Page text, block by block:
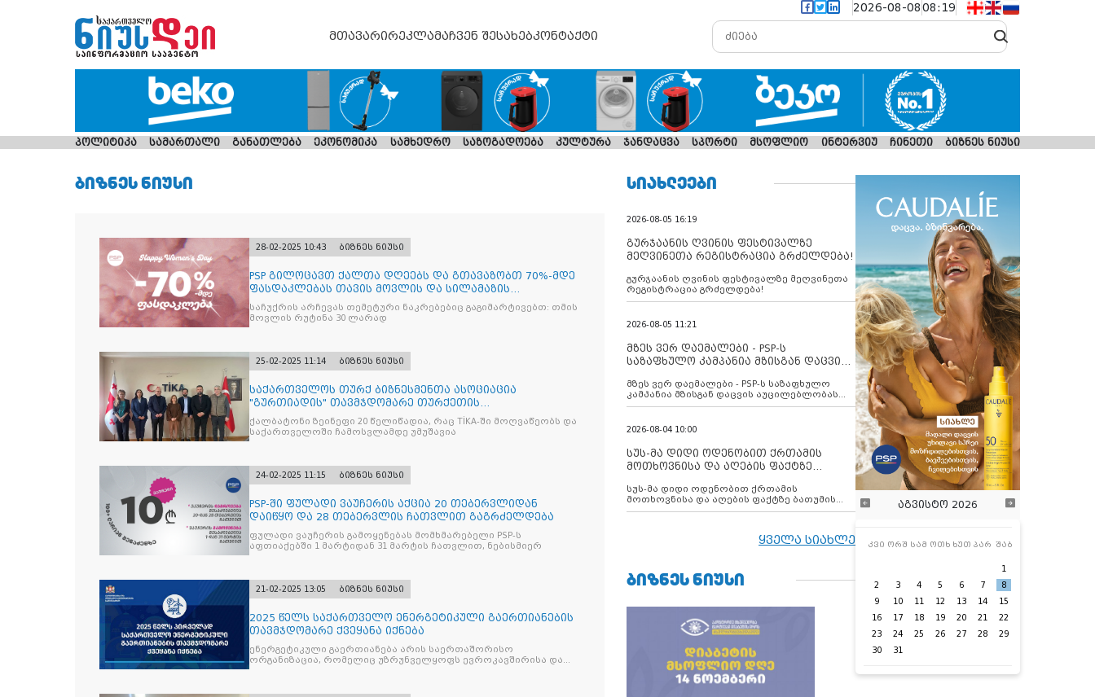
2026-08-0808:19
მთავარირეკლამაჩვენ შესახებკონტაქტი
პოლიტიკა სამართალი განათლება ეკონომიკა სამხედრო საზოგადოება კულტურა ჯანდაცვა სპორტი მსოფლიო ინტერვიუ ჩინეთი ბიზნეს ნიუსი
ᲑᲘᲖᲜᲔᲡ ᲜᲘᲣᲡᲘ
28-02-2025 10:43 ბიზნეს ნიუსი
PSP გილოცავთ ქალთა დღეებს და გთავაზობთ 70%-მდე
ფასდაკლებას თავის მოვლის და სილამაზის
პროდუტქების ფართო ასორტიმენტზე
საჩუქრის არჩევას თემეტური ნაკრებებიც გაგიმარტივებთ: თმის
მოვლის რუტინა 30 ლარად
25-02-2025 11:14 ბიზნეს ნიუსი
საქართველოს თურქ ბიზნესმენთა ასოციაცია
"გურთიადის" თავმჯდომარე თურქეთის
თანამშრომლობისა და კოორდინაციის სააგენტოს, TİKA-
ს ახალ კოოდინატორს ესტუმრა
ქალბატონი ზეინეფი 20 წელიწადია, რაც TİKA-ში მოღვაწეობს და
საქართველოში ჩამოსვლამდე უმუშავია
24-02-2025 11:15 ბიზნეს ნიუსი
PSP-ში ფულადი ვაუჩერის აქცია 20 თებერვლიდან
დაიწყო და 28 თებერვლის ჩათვლით გაგრძელდება
ფულადი ვაუჩერის გამოყენებას მომხმარებელი PSP-ს
აფთიაქებში 1 მარტიდან 31 მარტის ჩათვლით, ნებისმიერ
21-02-2025 13:05 ბიზნეს ნიუსი
2025 წელს საქართველო ენერგეტიკული გაერთიანების
თავმჯდომარე ქვეყანა იქნება
ენერგეტიკული გაერთიანება არის საერთაშორისო
ორგანიზაცია, რომელიც უზრუნველყოფს ევროკავშირისა და
ᲡᲘᲐᲮᲚᲔᲔᲑᲘ
2026-08-05 16:19
გურჯაანის ღვინის ფესტივალზე
მეღვინეთა რეგისტრაცია გრძელდება!
გურჯაანის ღვინის ფესტივალზე მეღვინეთა
რეგისტრაცია გრძელდება!
2026-08-05 11:21
მზეს ვერ დაემალები - PSP-ს
საზაფხულო კამპანია მზისგან დაცვის
მზეს ვერ დაემალები - PSP-ს საზაფხულო
კამპანია მზისგან დაცვის აუცილებლობას
გვახსენებს
2026-08-04 10:00
სუს-მა დიდი ოდენობით ქრთამის
მოთხოვნისა და აღების ფაქტზე
დააკავა
სუს-მა დიდი ოდენობით ქრთამის
მოთხოვნისა და აღების ფაქტზე ბათუმის
მერიის თანამშრომელი დააკავა
ყველა სიახლე
ᲑᲘᲖᲜᲔᲡ ᲜᲘᲣᲡᲘ
აგვისტო 2026
კვი ორშ სამ ოთხ ხუთ პარ შაბ
1
2
3 4 5 6 7
8
9
10 11 12 13 14
15
16
17 18 19 20 21
22
23
24 25 26 27 28
29
30
31